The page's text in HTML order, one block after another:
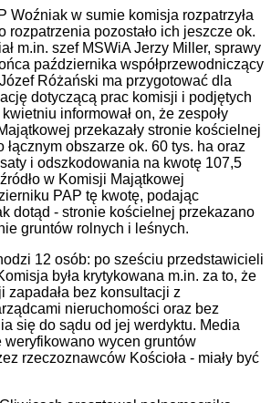
Woźniak w sumie komisja rozpatrzyła
rozpatrzenia pozostało ich jeszcze ok.
m.in. szef MSWiA Jerzy Miller, sprawy
października współprzewodniczący
Różański ma przygotować dla
dotyczącą prac komisji i podjętych
informował on, że zespoły
przekazały stronie kościelnej
obszarze ok. 60 tys. ha oraz
i odszkodowania na kwotę 107,5
w Komisji Majątkowej
PAP tę kwotę, podając
dotąd - stronie kościelnej przekazano
gruntów rolnych i leśnych.
12 osób: po sześciu przedstawicieli
była krytykowana m.in. za to, że
zapadała bez konsultacji z
nieruchomości oraz bez
się do sądu od jej werdyktu. Media
weryfikowano wycen gruntów
rzeczoznawców Kościoła - miały być